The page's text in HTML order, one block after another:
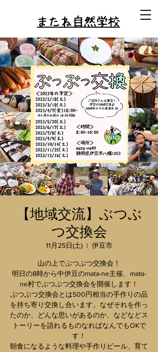
またね自然学校
【地域交流】ぶつぶ
つ交換会
11月25日(土)
  |
伊豆市
山の上でぶつぶつ交換会！
明日の8時から中伊豆のmata-ne主催、mata-
ne村でぶつぶつ交換会を開催します！
ぶつぶつ交換会とは500円相当の手作りの品
を持ち寄り交換し合います。なぜそれを作っ
たのか、どんな思いがあるのか、などなどス
トーリーを語れるものなればなんでもOKで
す！
朝食になるような料理や手作りビール、育て